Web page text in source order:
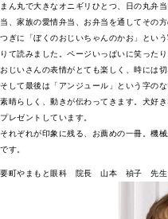
まん丸で大きなオニギリひとつ、日の丸弁
当、家族の愛情弁当、お弁当を通してその
つぎに「ぼくのおじいちゃんのかお」とい
りて読みました。ページいっぱいに笑った
おじいさんの表情がとても楽しく、時には切
そして最後は「アンジュール」という字の
素晴らしく、動きが伝わってきます。犬好
プレゼントしています。
それぞれが印象に残る、お薦めの一冊。機
です。
要町やまもと眼科 院長 山本 禎子 先生